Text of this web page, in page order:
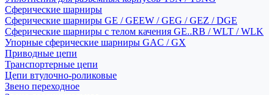
Сферические шарниры
Сферические шарниры GE / GEEW / GEG / GEZ / DGE
Сферические шарниры с телом качения GE..RB / WLT / WLK
Упорные сферические шарниры GAC / GX
Приводные цепи
Транспортерные цепи
Цепи втулочно-роликовые
Звено переходное